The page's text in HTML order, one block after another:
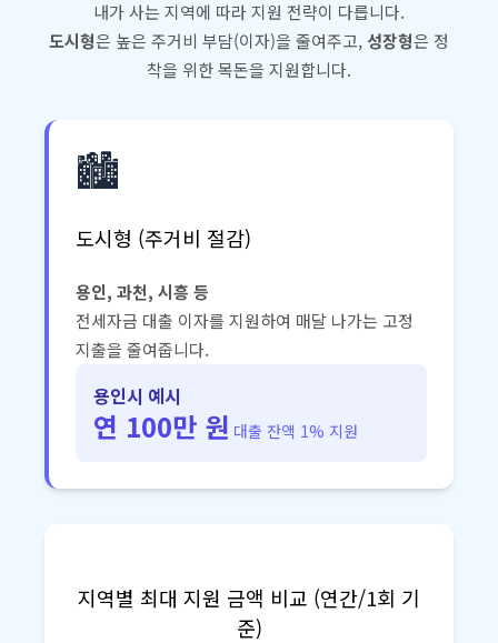
내가 사는 지역에 따라 지원 전략이 다릅니다.
도시형은 높은 주거비 부담(이자)을 줄여주고, 성장형은 정
착을 위한 목돈을 지원합니다.
🏙️
도시형 (주거비 절감)
용인, 과천, 시흥 등
전세자금 대출 이자를 지원하여 매달 나가는 고정
지출을 줄여줍니다.
용인시 예시
연 100만 원 대출 잔액 1% 지원
지역별 최대 지원 금액 비교 (연간/1회 기
준)